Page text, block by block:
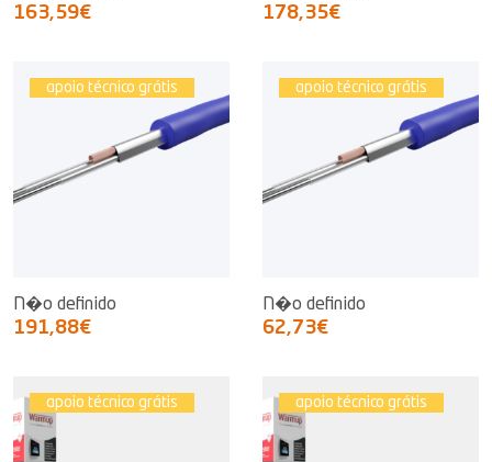
163,59€ 178,35€
apoio técnico grátis
N�o definido
191,88€
apoio técnico grátis
N�o definido
62,73€
apoio técnico grátis apoio técnico grátis